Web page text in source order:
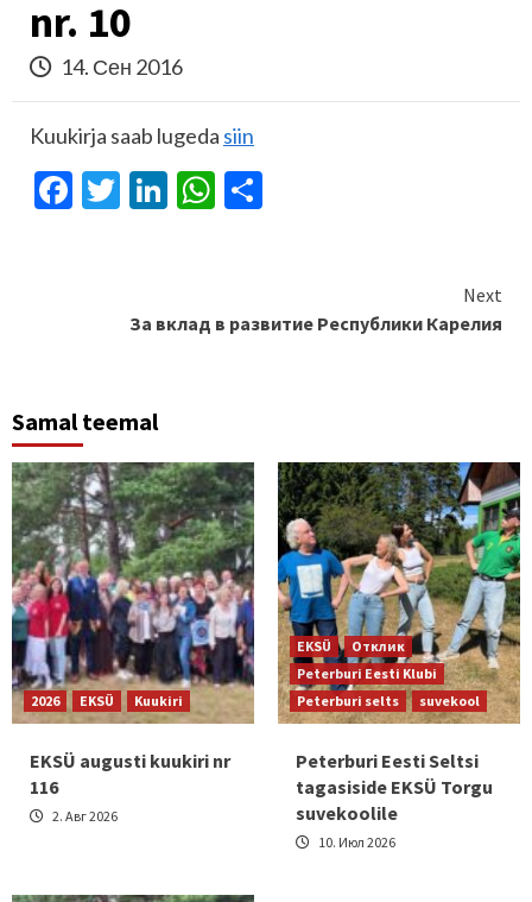
nr. 10
14. Сен 2016
Kuukirja saab lugeda siin
Facebook
Twitter
LinkedIn
WhatsApp
Reading
Next
За вклад в развитие Республики Карелия
Samal teemal
2026 EKSÜ Kuukiri
EKSÜ augusti kuukiri nr
116
2. Авг 2026
EKSÜ
Отклик
Peterburi Eesti Klubi
Peterburi selts
suvekool
Peterburi Eesti Seltsi
tagasiside EKSÜ Torgu
suvekoolile
10. Июл 2026